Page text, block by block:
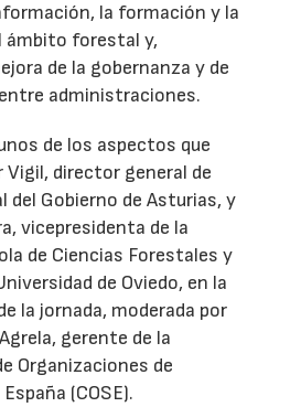
la formación y la
ámbito forestal y,
de la gobernanza y de
administraciones.
de los aspectos que
Vigil, director general de
del Gobierno de Asturias, y
vicepresidenta de la
de Ciencias Forestales y
de Oviedo, en la
la jornada, moderada por
gerente de la
Organizaciones de
(COSE).